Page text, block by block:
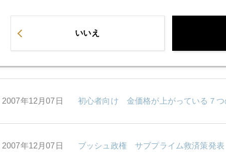
2007年12月07日 初心者向け 金価格が上がっている７つ
2007年12月07日 ブッシュ政権 サブプライム救済策発表
いいえ